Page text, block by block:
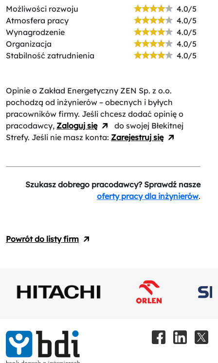
Możliwości rozwoju
4.0/5
Atmosfera pracy
4.0/5
Wynagrodzenie
4.0/5
Organizacja
4.0/5
Stabilność zatrudnienia
4.0/5
Opinie o Zakład Energetyczny ZEN Sp. z o.o.
pochodzą od inżynierów – obecnych i byłych
pracowników firmy. Jeśli chcesz dodać opinię o
pracodawcy, Zaloguj się
do swojej Błekitnej
Strefy. Jeśli nie masz konta: Zarejestruj się
Szukasz dobrego pracodawcy? Sprawdź nasze
oferty pracy dla inżynierów.
Powrót do listy firm